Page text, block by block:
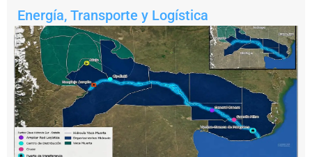
o
s
¿
P
u
e
d
e
e
l
P
Energía, Transporte y Logística